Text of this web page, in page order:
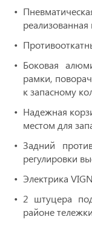
Боковая
рамки,
к запасному
Надежная
местом для
Задний
регулировки
Электрика
2 штуцера
районе